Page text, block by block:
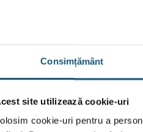
Consimțământ
site utilizează cookie-uri
cookie-uri pentru a
kW
nominală la temperatură